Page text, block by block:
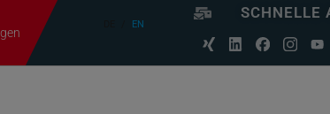
EN
SCHNELLE